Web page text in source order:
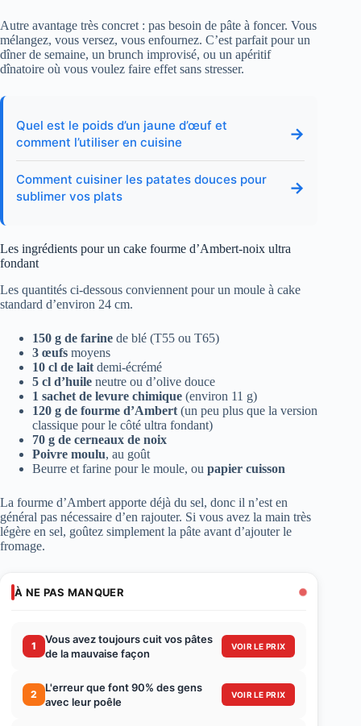
Autre avantage très concret : pas besoin de pâte à foncer. Vous
mélangez, vous versez, vous enfournez. C’est parfait pour un
dîner de semaine, un brunch improvisé, ou un apéritif
dînatoire où vous voulez faire effet sans stresser.
Quel est le poids d’un jaune d’œuf et
comment l’utiliser en cuisine
→
Comment cuisiner les patates douces pour
sublimer vos plats
→
Les ingrédients pour un cake fourme d’Ambert-noix ultra
fondant
Les quantités ci-dessous conviennent pour un moule à cake
standard d’environ 24 cm.
150 g de farine de blé (T55 ou T65)
3 œufs moyens
10 cl de lait demi-écrémé
5 cl d’huile neutre ou d’olive douce
1 sachet de levure chimique (environ 11 g)
120 g de fourme d’Ambert (un peu plus que la version
classique pour le côté ultra fondant)
70 g de cerneaux de noix
Poivre moulu, au goût
Beurre et farine pour le moule, ou papier cuisson
La fourme d’Ambert apporte déjà du sel, donc il n’est en
général pas nécessaire d’en rajouter. Si vous avez la main très
légère en sel, goûtez simplement la pâte avant d’ajouter le
fromage.
À NE PAS MANQUER
1
Vous avez toujours cuit vos pâtes
de la mauvaise façon
VOIR LE PRIX
2
L'erreur que font 90% des gens
avec leur poêle
VOIR LE PRIX